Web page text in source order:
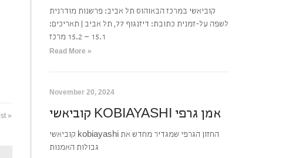
»
קוביאשי במרכז הבאוהוס תל אביב: פרשנות מודרנית
לשפה על-זמנית כתובת: דיזנגוף 77, תל אביב | תאריכים:
15.1 – 15.2 מרכז
Read More »
November 20, 2024
קוביאשי KOBIAYASHI אמן גרפי
קוביאשי kobiayashi החזון הגרפי שמגדיר מחדש את
גבולות האמנות